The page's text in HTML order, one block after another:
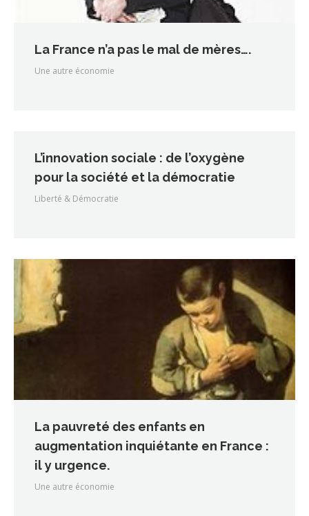
La France n’a pas le mal de mères….
Une autre économie
L’innovation sociale : de l’oxygène
pour la société et la démocratie
Liberté & Démocratie
La pauvreté des enfants en
augmentation inquiétante en France :
il y urgence.
Une autre économie